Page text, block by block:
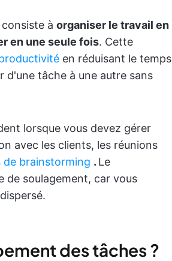
à organiser le travail en
en une seule fois. Cette
en réduisant le temps
d'une tâche à une autre sans
lorsque vous devez gérer
avec les clients, les réunions
de brainstorming . Le
de soulagement, car vous
des tâches ?